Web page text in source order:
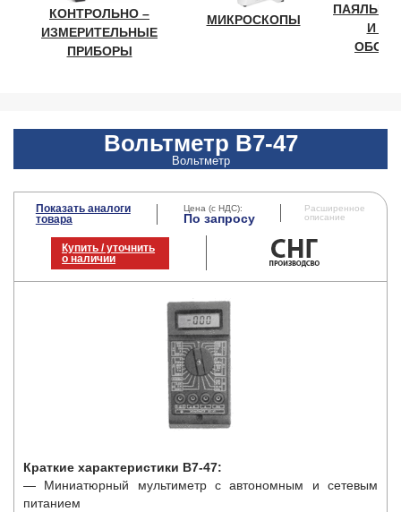
КОНТРОЛЬНО –
ИЗМЕРИТЕЛЬНЫЕ
ПРИБОРЫ
МИКРОСКОПЫ
И
Вольтметр В7-47
Вольтметр
Показать аналоги
товара
Цена (с НДС):
По запросу
Расширенное
описание
Купить / уточнить
о наличии
Краткие характеристики В7-47:
— Миниатюрный мультиметр с автономным и сетевым
питанием